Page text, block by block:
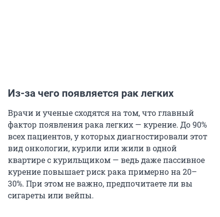
Из-за чего появляется рак легких
Врачи и ученые сходятся на том, что главный
фактор появления рака легких — курение. До 90%
всех пациентов, у которых диагностировали этот
вид онкологии, курили или жили в одной
квартире с курильщиком — ведь даже пассивное
курение повышает риск рака примерно на 20–
30%. При этом не важно, предпочитаете ли вы
сигареты или вейпы.